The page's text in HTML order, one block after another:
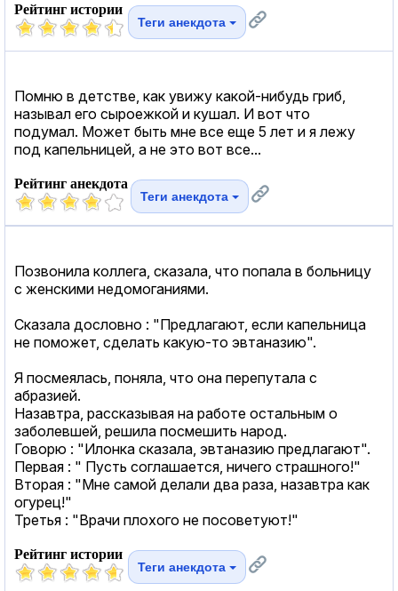
Рейтинг истории
Теги анекдота
Помню в детстве, как увижу какой-нибудь гриб,
называл его сыроежкой и кушал. И вот что
подумал. Может быть мне все еще 5 лет и я лежу
под капельницей, а не это вот все...
Рейтинг анекдота
Теги анекдота
Позвонила коллега, сказала, что попала в больницу
с женскими недомоганиями.
Сказала дословно : "Предлагают, если капельница
не поможет, сделать какую-то эвтаназию".
Я посмеялась, поняла, что она перепутала с
абразией.
Назавтра, рассказывая на работе остальным о
заболевшей, решила посмешить народ.
Говорю : "Илонка сказала, эвтаназию предлагают".
Первая : " Пусть соглашается, ничего страшного!"
Вторая : "Мне самой делали два раза, назавтра как
огурец!"
Третья : "Врачи плохого не посоветуют!"
Рейтинг истории
Теги анекдота